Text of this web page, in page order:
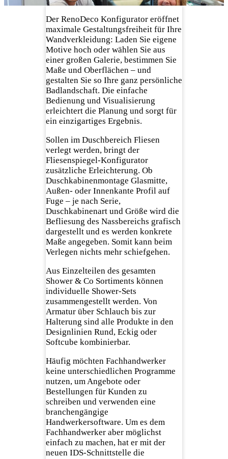
Der RenoDeco Konfigurator eröffnet
maximale Gestaltungsfreiheit für Ihre
Wandverkleidung: Laden Sie eigene
Motive hoch oder wählen Sie aus
einer großen Galerie, bestimmen Sie
Maße und Oberflächen – und
gestalten Sie so Ihre ganz persönliche
Badlandschaft. Die einfache
Bedienung und Visualisierung
erleichtert die Planung und sorgt für
ein einzigartiges Ergebnis.
Sollen im Duschbereich Fliesen
verlegt werden, bringt der
Fliesenspiegel-Konfigurator
zusätzliche Erleichterung. Ob
Duschkabinenmontage Glasmitte,
Außen- oder Innenkante Profil auf
Fuge – je nach Serie,
Duschkabinenart und Größe wird die
Befliesung des Nassbereichs grafisch
dargestellt und es werden konkrete
Maße angegeben. Somit kann beim
Verlegen nichts mehr schiefgehen.
Aus Einzelteilen des gesamten
Shower & Co Sortiments können
individuelle Shower-Sets
zusammengestellt werden. Von
Armatur über Schlauch bis zur
Halterung sind alle Produkte in den
Designlinien Rund, Eckig oder
Softcube kombinierbar.
Häufig möchten Fachhandwerker
keine unterschiedlichen Programme
nutzen, um Angebote oder
Bestellungen für Kunden zu
schreiben und verwenden eine
branchengängige
Handwerkersoftware. Um es dem
Fachhandwerker aber möglichst
einfach zu machen, hat er mit der
neuen IDS-Schnittstelle die